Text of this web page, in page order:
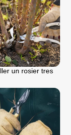
un rosier tres